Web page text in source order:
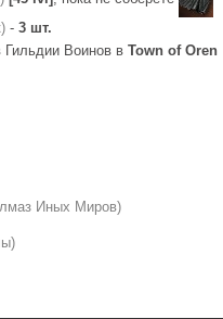
- 3 шт.
Гильдии Воинов в Town of Oren
Иных Миров)